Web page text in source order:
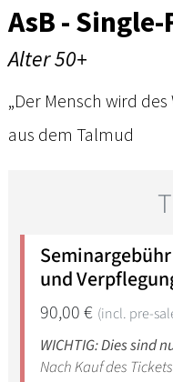
AsB -
Alter 50+
„Der Mensch wird
aus dem Talmud